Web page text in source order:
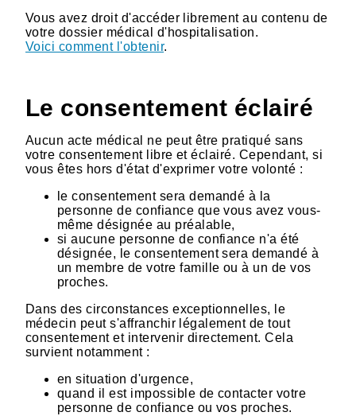
Vous avez droit d'accéder librement au contenu de
votre dossier médical d'hospitalisation.
Voici comment l'obtenir.
Le consentement éclairé
Aucun acte médical ne peut être pratiqué sans
votre consentement libre et éclairé. Cependant, si
vous êtes hors d'état d'exprimer votre volonté :
le consentement sera demandé à la
personne de confiance que vous avez vous-
même désignée au préalable,
si aucune personne de confiance n'a été
désignée, le consentement sera demandé à
un membre de votre famille ou à un de vos
proches.
Dans des circonstances exceptionnelles, le
médecin peut s'affranchir légalement de tout
consentement et intervenir directement. Cela
survient notamment :
en situation d'urgence,
quand il est impossible de contacter votre
personne de confiance ou vos proches.